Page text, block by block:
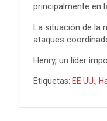
principalmente en
La situación de la
ataques
Henry, un líder
Etiquetas: EE.UU. ,